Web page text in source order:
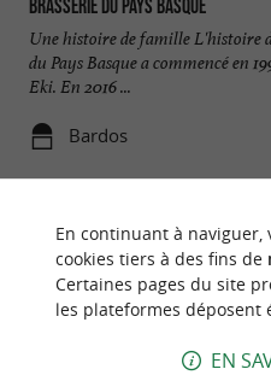
Brasserie du Pays Basque
Une histoire de famille L'histoire
du Pays Basque a commencé en
Eki. En 2016 ...
Bardos
NOUS AVONS
En continuant à
cookies tiers à des fins de
Certaines pages du site
les plateformes déposent
EN